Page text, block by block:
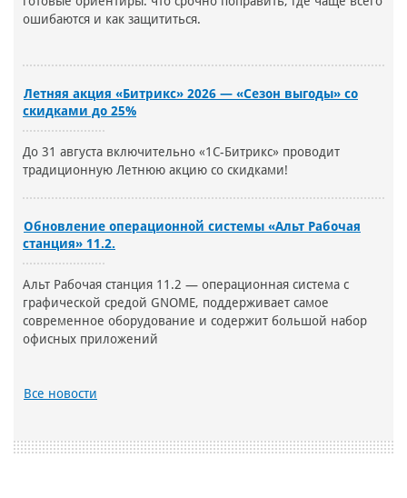
ошибаются и как защититься.
Летняя акция «Битрикс» 2026 — «Сезон выгоды» со
скидками до 25%
До 31 августа включительно «1С-Битрикс» проводит
традиционную Летнюю акцию со скидками!
Обновление операционной системы «Альт Рабочая
станция» 11.2.
Альт Рабочая станция 11.2 — операционная система с
графической средой GNOME, поддерживает самое
современное оборудование и содержит большой набор
офисных приложений
Все новости